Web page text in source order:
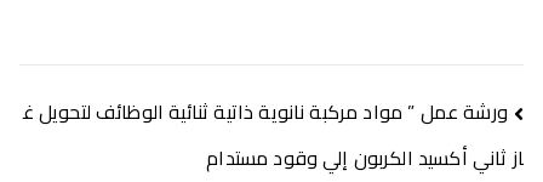
ورشة عمل ” مواد مركبة نانوية ذاتية ثنائية الوظائف لتحويل غ
از ثاني أكسيد الكربون إلي وقود مستدام